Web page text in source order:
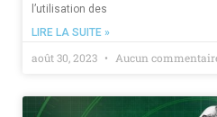
l’utilisation des
LIRE LA SUITE »
août 30, 2023 Aucun